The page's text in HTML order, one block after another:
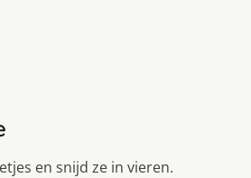
en snijd ze in vieren.